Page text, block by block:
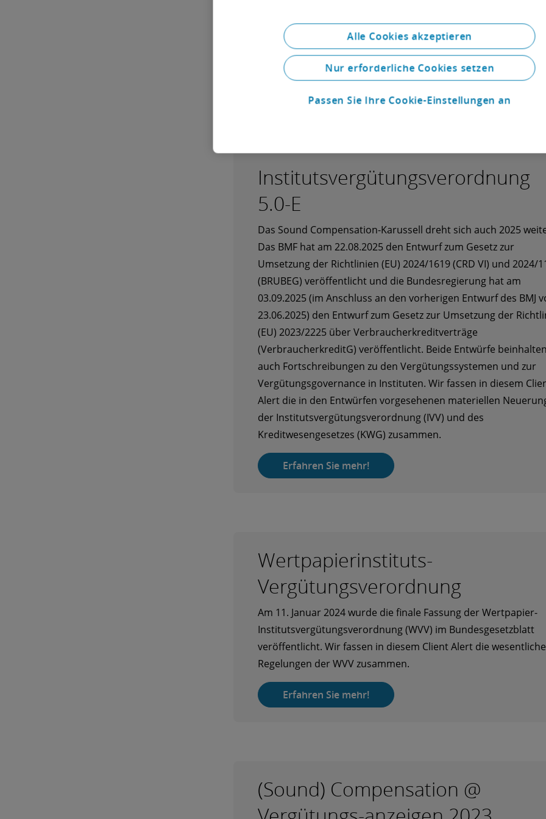
den Änderungen in der InstitutsVergV (IVV 5.0-RegE) und im
(KWG 2025-RegE) zusammen.
Erfahren Sie mehr!
Institutsvergütungsverordnung
5.0-E
Das Sound Compensation-Karussell dreht sich auch 2025
Das BMF hat am 22.08.2025 den Entwurf zum Gesetz zur
Umsetzung der Richtlinien (EU) 2024/1619 (CRD VI) und 2024/
(BRUBEG) veröffentlicht und die Bundesregierung hat am
03.09.2025 (im Anschluss an den vorherigen Entwurf des BMJ
23.06.2025) den Entwurf zum Gesetz zur Umsetzung der
(EU) 2023/2225 über Verbraucherkreditverträge
(VerbraucherkreditG) veröffentlicht. Beide Entwürfe
auch Fortschreibungen zu den Vergütungssystemen und zur
Vergütungsgovernance in Instituten. Wir fassen in diesem
Alert die in den Entwürfen vorgesehenen materiellen
der Institutsvergütungsverordnung (IVV) und des
Kreditwesengesetzes (KWG) zusammen.
Erfahren Sie mehr!
Wertpapierinstituts-
Vergütungsverordnung
Am 11. Januar 2024 wurde die finale Fassung der Wertpapier-
Institutsvergütungsverordnung (WVV) im Bundesgesetzblatt
veröffentlicht. Wir fassen in diesem Client Alert die
Regelungen der WVV zusammen.
Erfahren Sie mehr!
(Sound) Compensation @
Alle Cookies akzeptieren
Nur erforderliche Cookies setzen
Passen Sie Ihre Cookie-Einstellungen an